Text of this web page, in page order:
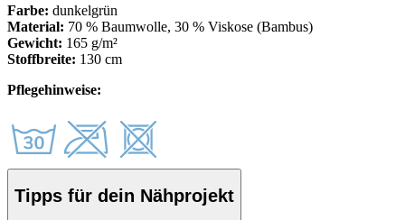
Farbe: dunkelgrün
Material: 70 % Baumwolle, 30 % Viskose (Bambus)
Gewicht: 165 g/m²
Stoffbreite: 130 cm
Pflegehinweise:
Tipps für dein Nähprojekt